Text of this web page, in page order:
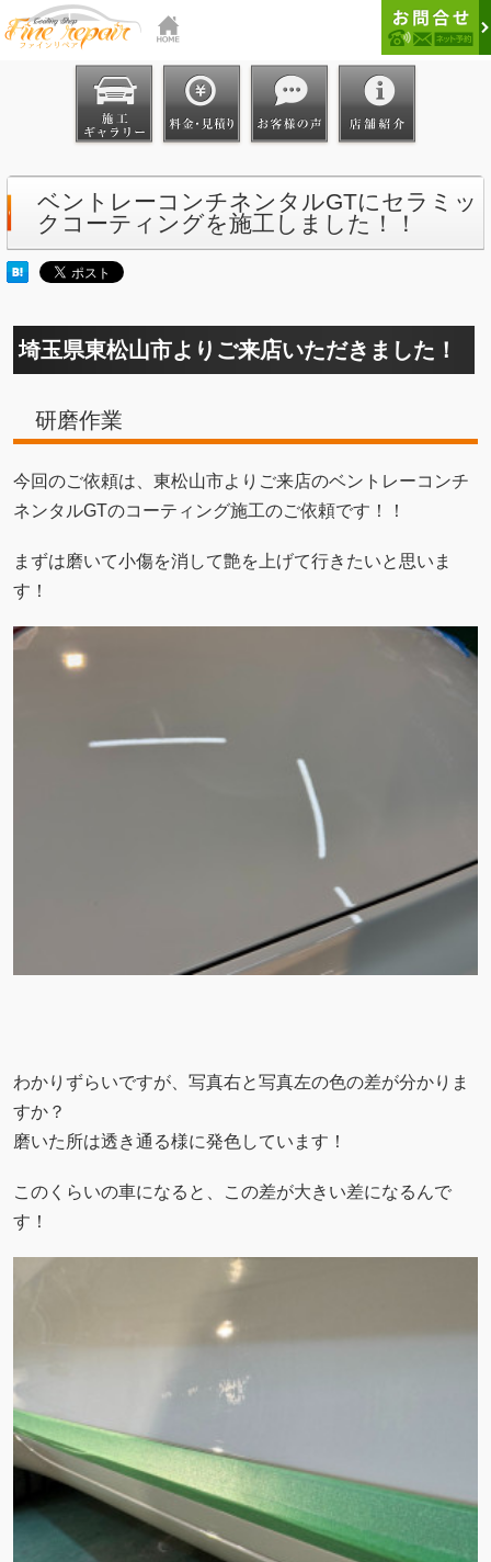
ベントレーコンチネンタルGTにセラミッ
クコーティングを施工しました！！
埼玉県東松山市よりご来店いただきました！
研磨作業
今回のご依頼は、東松山市よりご来店のベントレーコンチ
ネンタルGTのコーティング施工のご依頼です！！
まずは磨いて小傷を消して艶を上げて行きたいと思いま
す！
わかりずらいですが、写真右と写真左の色の差が分かりま
すか？
磨いた所は透き通る様に発色しています！
このくらいの車になると、この差が大きい差になるんで
す！